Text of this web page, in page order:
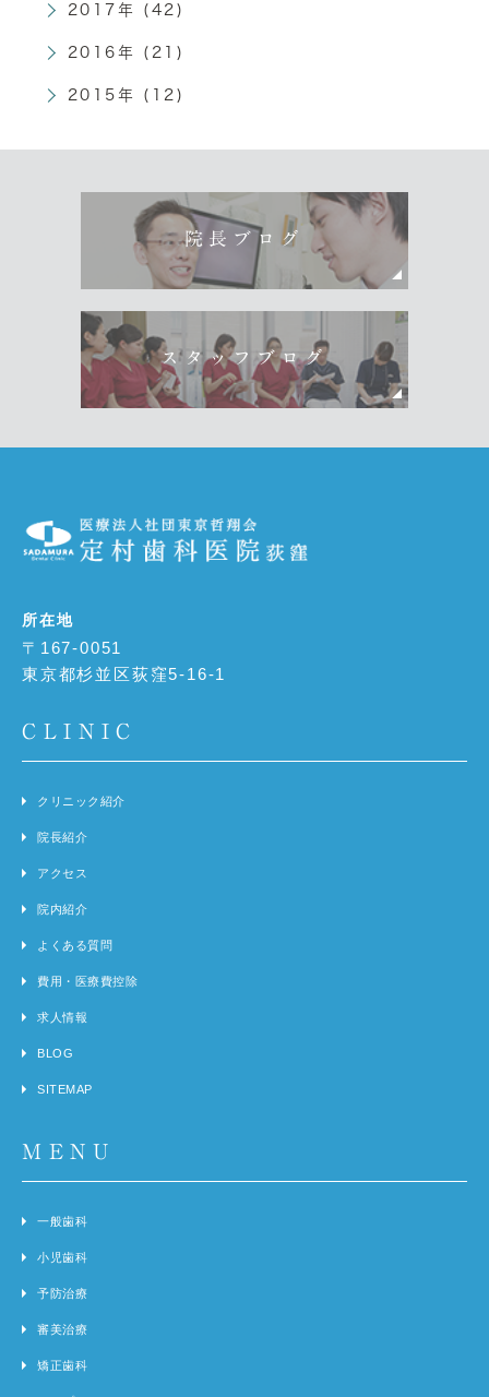
2017年 (42)
2016年 (21)
2015年 (12)
院長ブログ
スタッフブログ
所在地
〒167-0051
東京都杉並区荻窪5-16-1
CLINIC
クリニック紹介
院長紹介
アクセス
院内紹介
よくある質問
費用・医療費控除
求人情報
BLOG
SITEMAP
MENU
一般歯科
小児歯科
予防治療
審美治療
矯正歯科